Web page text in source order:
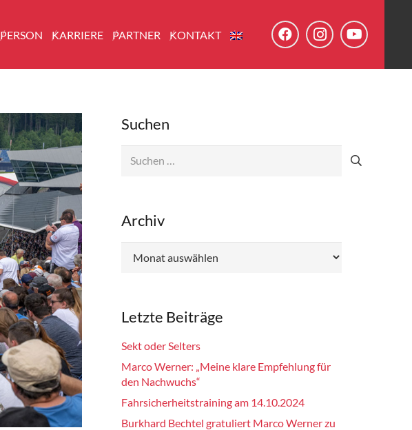
PERSON KARRIERE PARTNER KONTAKT
Suchen
Archiv
Letzte Beiträge
Sekt oder Selters
Marco Werner: „Meine klare Empfehlung für
den Nachwuchs“
Fahrsicherheitstraining am 14.10.2024
Burkhard Bechtel gratuliert Marco Werner zu